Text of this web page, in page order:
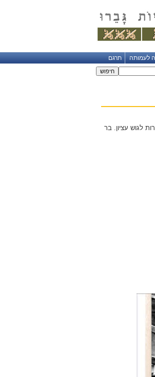
לעמותה תרגם
את השיירות לגוש עציון. בר